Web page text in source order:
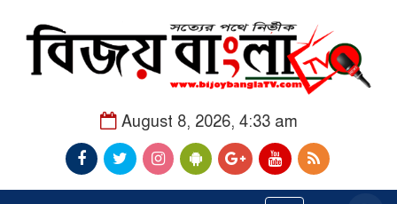
August 8, 2026, 4:33 am